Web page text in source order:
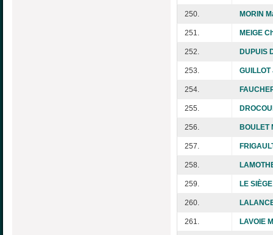
250. MORIN
251. MEIGE
252. DUPUIS
253.
254.
255.
256. BOULET
257.
258.
259. LE
260.
261. LAVOIE